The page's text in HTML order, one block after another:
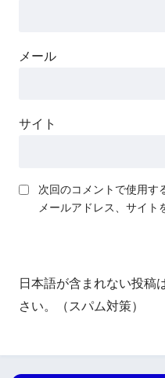
メール
サイト
次回のコメントで使用す
メールアドレス、サイト
日本語が含まれない投稿
さい。（スパム対策）